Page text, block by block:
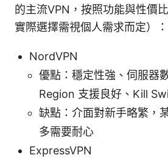
的主流VPN，按照功能與性價
實際選擇需視個人需求而定）：
NordVPN
優點：穩定性強、伺服器
Region 支援良好、Kill
缺點：介面對新手略繁，
多需要耐心
ExpressVPN